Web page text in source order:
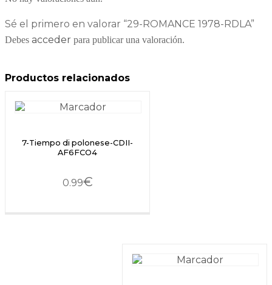
Sé el primero en valorar “29-ROMANCE 1978-RDLA”
Debes acceder para publicar una valoración.
Productos relacionados
7-Tiempo di polonese-CDII-
AF6FCO4
0.99€